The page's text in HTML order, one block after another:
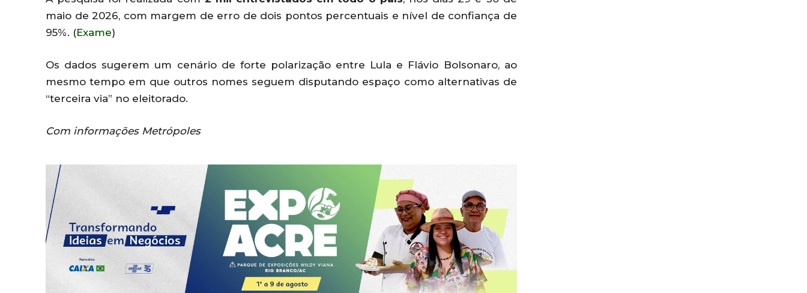
maio de 2026, com margem de erro de dois pontos percentuais e nível de confiança de
95%. (Exame)
Os dados sugerem um cenário de forte polarização entre Lula e Flávio Bolsonaro, ao
mesmo tempo em que outros nomes seguem disputando espaço como alternativas de
“terceira via” no eleitorado.
Com informações Metrópoles